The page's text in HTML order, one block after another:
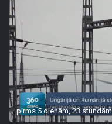
pirms 5 dienām, 23 stundām